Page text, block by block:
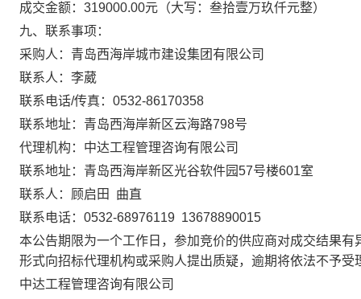
成交金额：319000.00元（大写：叁拾壹万玖仟元整）
九、联系事项：
采购人：青岛西海岸城市建设集团有限公司
联系人：李葳
联系电话/传真：0532-86170358
联系地址：青岛西海岸新区云海路798号
代理机构：中达工程管理咨询有限公司
联系地址：青岛西海岸新区光谷软件园57号楼601室
联系人：顾启田 曲直
联系电话：0532-68976119 13678890015
本公告期限为一个工作日，参加竞价的供应商对成交结果
形式向招标代理机构或采购人提出质疑，逾期将依法不予受
中达工程管理咨询有限公司